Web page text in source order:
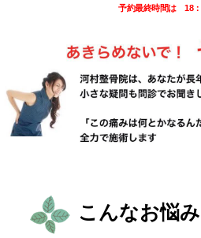
予約最終時間は 18：
こんなお悩